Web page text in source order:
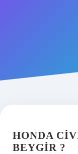
Hakkımızda
HONDA
BEYGIR ?